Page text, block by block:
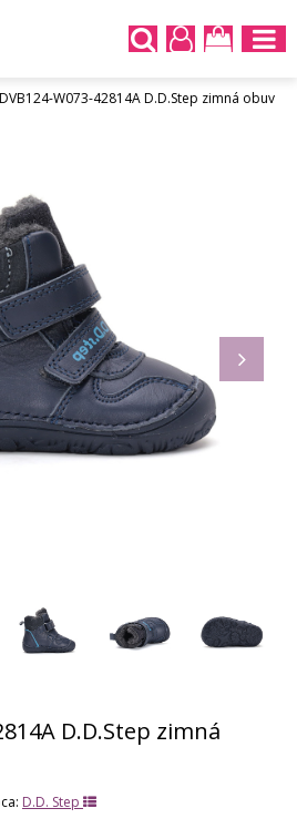
DVB124-W073-42814A D.D.Step zimná obuv
D.D.Step zimná
D.D. Step